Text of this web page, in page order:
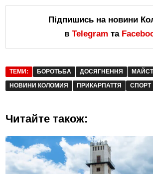
Підпишись на новини
в Telegram та
ТЕМИ: БОРОТЬБА ДОСЯГНЕННЯ
НОВИНИ КОЛОМИЯ
ПРИКАРПАТТЯ СПОРТ
Читайте також: